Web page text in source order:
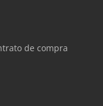
de compra